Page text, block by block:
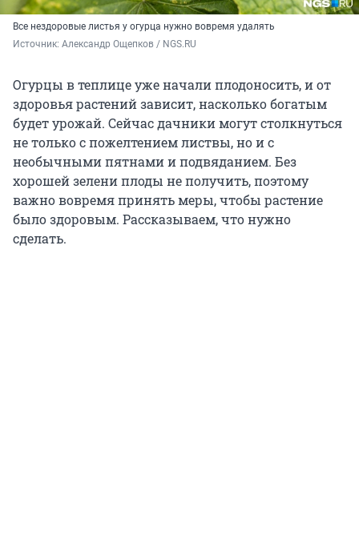
Все нездоровые листья у огурца нужно вовремя удалять
Источник: Александр Ощепков / NGS.RU
Огурцы в теплице уже начали плодоносить, и от
здоровья растений зависит, насколько богатым
будет урожай. Сейчас дачники могут столкнуться
не только с пожелтением листвы, но и с
необычными пятнами и подвяданием. Без
хорошей зелени плоды не получить, поэтому
важно вовремя принять меры, чтобы растение
было здоровым. Рассказываем, что нужно
сделать.